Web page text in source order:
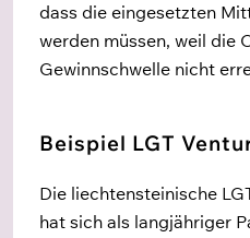
dass die eingesetzten
werden müssen, weil die
Gewinnschwelle nicht
Beispiel LGT
Die liechtensteinische
hat sich als langjähriger